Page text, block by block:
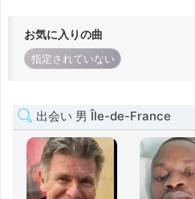
お気に入りの曲
指定されていない
出会い 男 Île-de-France